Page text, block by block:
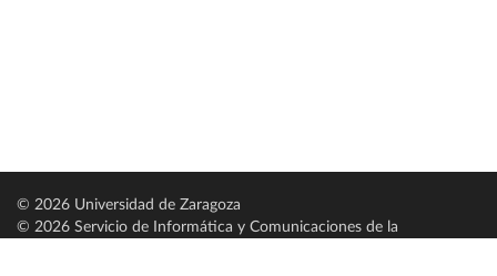
© 2026 Universidad de Zaragoza
© 2026 Servicio de Informática y Comunicaciones de la